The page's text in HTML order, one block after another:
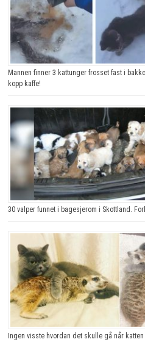
Mannen finner 3 kattunger frosset fast i
kopp kaffe!
30 valper funnet i bagesjerom i Skottland.
Ingen visste hvordan det skulle gå når